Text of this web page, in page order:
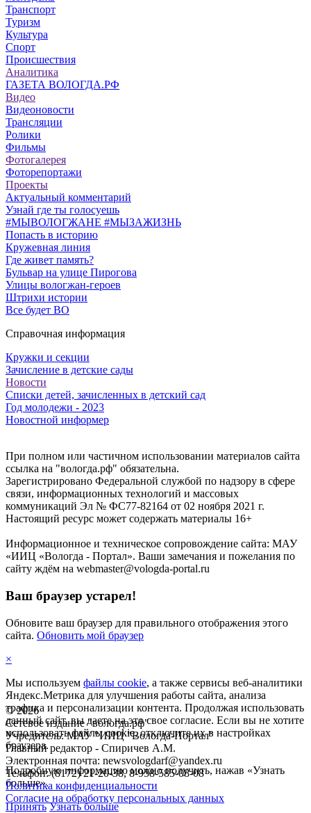
Транспорт
Туризм
Культура
Спорт
Происшествия
Аналитика
ГАЗЕТА ВОЛОГДА.РФ
Видео
Видеоновости
Трансляции
Ролики
Фильмы
Фотогалерея
Фоторепортажи
Проекты
Актуальный комментарий
Узнай где ты голосуешь
#МЫВОЛОГЖАНЕ #МЫЗАЖИЗНЬ
Попасть в историю
Кружевная линия
Где живет память?
Бульвар на улице Пирогова
Улицы вологжан-героев
Штрихи истории
Все будет ВО
Справочная информация
Кружки и секции
Зачисление в детские сады
Новости
Списки детей, зачисленных в детский сад
Год молодежи - 2023
©2026
Сетевое издание "вологда.рф"
Учредитель: МАУ "ИИЦ "Вологда-Портал"
Главный редактор - Спиричев А.М.
Электронная почта: newsvologdarf@yandex.ru
Телефон: (8172) 21-20-38, 8-958-585-08-08
Политика конфиденциальности
Согласие на обработку персональных данных
Новостной информер
При полном или частичном использовании материалов сайта
ссылка на "вологда.рф" обязательна.
Зарегистрировано Федеральной службой по надзору в сфере
связи, информационных технологий и массовых
коммуникаций Эл № ФС77-82164 от 02 ноября 2021 г.
Настоящий ресурс может содержать материалы 16+
Информационное и техническое сопровождение сайта: МАУ
«ИИЦ «Вологда - Портал». Ваши замечания и пожелания по
сайту ждём на webmaster@vologda-portal.ru
Ваш браузер устарел!
Обновите ваш браузер для правильного отображения этого
сайта. Обновить мой браузер
×
Мы используем файлы cookie, а также сервисы веб-аналитики
Яндекс.Метрика для улучшения работы сайта, анализа
трафика и персонализации контента. Продолжая использовать
данный сайт, вы даете на это свое согласие. Если вы не хотите
использовать файлы cookie, отключите их в настройках
браузера.
Подробную информацию можно получить, нажав «Узнать
больше».
Принять Узнать больше